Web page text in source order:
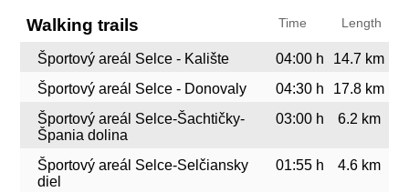
Walking trails Time Length
Športový areál Selce - Kalište 04:00 h
14.7 km
Športový areál Selce - Donovaly
04:30 h
17.8 km
Športový areál Selce-Šachtičky-
Špania dolina
03:00 h 6.2 km
Športový areál Selce-Selčiansky
diel
01:55 h 4.6 km